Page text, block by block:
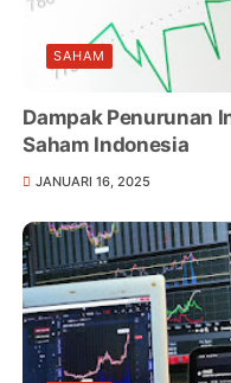
SAHAM
Dampak Penurunan
Saham Indonesia
JANUARI 16, 2025